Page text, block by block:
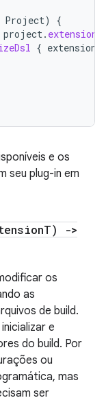
Project)
{
project. extensions
{ extension
e os
seu plug-in em
T) ->
os
as
de build.
e
do build. Por
ou
mas
ser